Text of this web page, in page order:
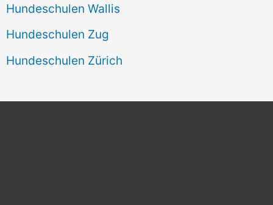
Hundeschulen Wallis
Hundeschulen Zug
Hundeschulen Zürich